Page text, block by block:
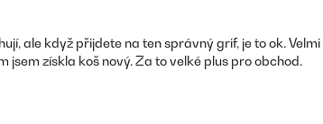
ale když přijdete na ten správný grif, je to ok.
získla koš nový. Za to velké plus pro obchod.